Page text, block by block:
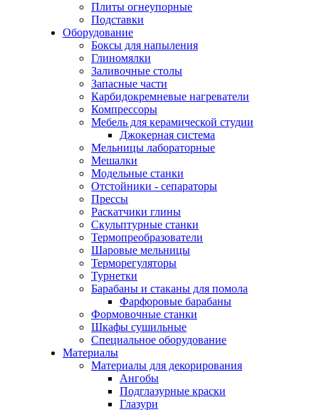
Плиты огнеупорные
Подставки
Оборудование
Боксы для напыления
Глиномялки
Заливочные столы
Запасные части
Карбидокремневые нагреватели
Компрессоры
Мебель для керамической студии
Джокерная система
Мельницы лабораторные
Мешалки
Модельные станки
Отстойники - сепараторы
Прессы
Раскатчики глины
Скульптурные станки
Термопреобразователи
Шаровые мельницы
Терморегуляторы
Турнетки
Барабаны и стаканы для помола
Фарфоровые барабаны
Формовочные станки
Шкафы сушильные
Специальное оборудование
Материалы
Материалы для декорирования
Ангобы
Подглазурные краски
Глазури